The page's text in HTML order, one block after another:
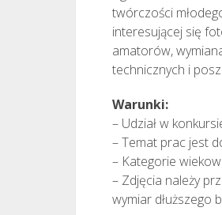
twórczości
interesującej się
amatorów,
technicznych i
Warunki:
– Udział w
– Temat prac jest
– Kategorie
– Zdjęcia należy
wymiar dłuższego